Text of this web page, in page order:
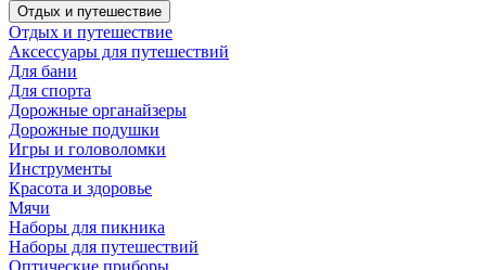
Отдых и путешествие
Отдых и путешествие
Аксессуары для путешествий
Для бани
Для спорта
Дорожные органайзеры
Дорожные подушки
Игры и головоломки
Инструменты
Красота и здоровье
Мячи
Наборы для пикника
Наборы для путешествий
Оптические приборы